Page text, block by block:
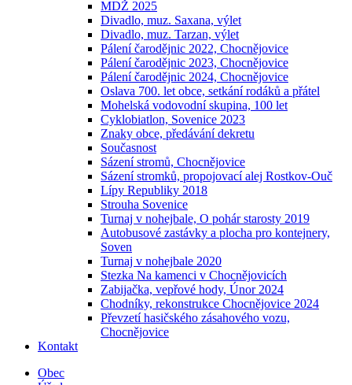
MDŽ 2025
Divadlo, muz. Saxana, výlet
Divadlo, muz. Tarzan, výlet
Pálení čarodějnic 2022, Chocnějovice
Pálení čarodějnic 2023, Chocnějovice
Pálení čarodějnic 2024, Chocnějovice
Oslava 700. let obce, setkání rodáků a přátel
Mohelská vodovodní skupina, 100 let
Cyklobiatlon, Sovenice 2023
Znaky obce, předávání dekretu
Současnost
Sázení stromů, Chocnějovice
Sázení stromků, propojovací alej Rostkov-Ouč
Lípy Republiky 2018
Strouha Sovenice
Turnaj v nohejbale, O pohár starosty 2019
Autobusové zastávky a plocha pro kontejnery,
Soven
Turnaj v nohejbale 2020
Stezka Na kamenci v Chocnějovicích
Zabijačka, vepřové hody, Únor 2024
Chodníky, rekonstrukce Chocnějovice 2024
Převzetí hasičského zásahového vozu,
Chocnějovice
Kontakt
Obec